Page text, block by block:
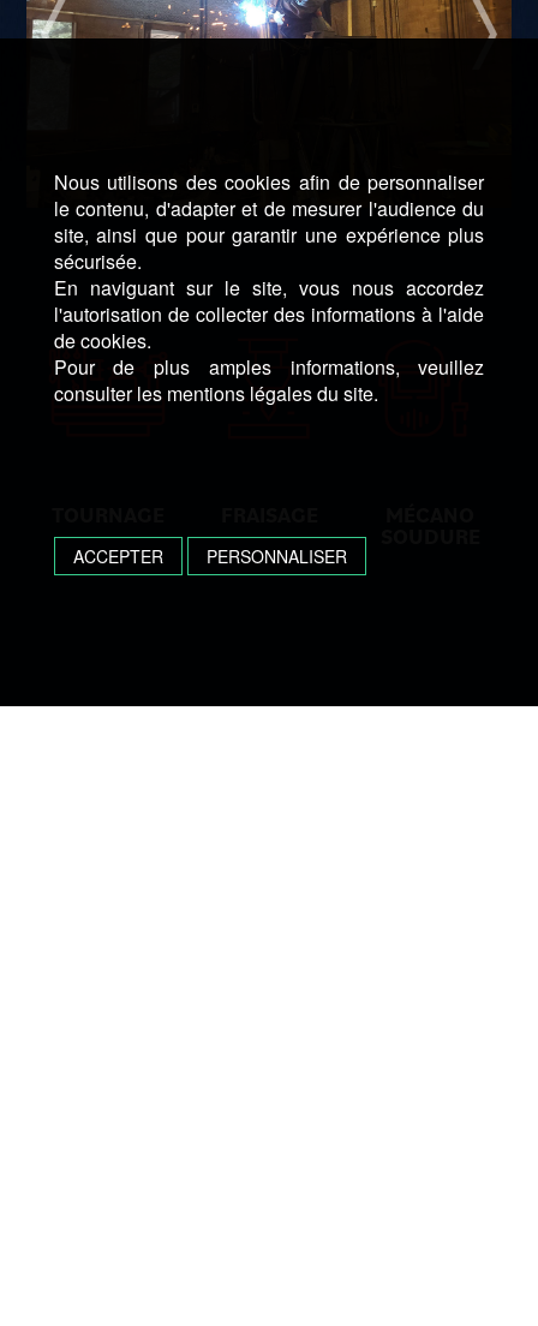
Nous utilisons des cookies afin de personnaliser
le contenu, d'adapter et de mesurer l'audience du
site, ainsi que pour garantir une expérience plus
sécurisée.
En naviguant sur le site, vous nous accordez
l'autorisation de collecter des informations à l'aide
de cookies.
Pour de plus amples informations, veuillez
consulter les mentions légales du site.
ACCEPTER PERSONNALISER